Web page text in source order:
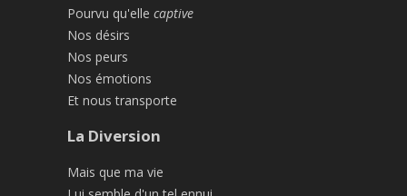
Pourvu qu'elle captive
Nos désirs
Nos peurs
Nos émotions
Et nous transporte
La Diversion
Mais que ma vie